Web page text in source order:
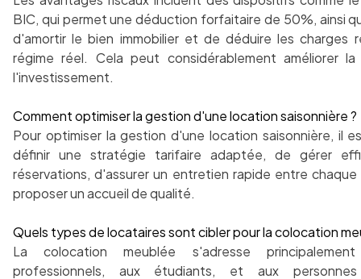
BIC, qui permet une déduction forfaitaire de 50%, ainsi
d'amortir le bien immobilier et de déduire les charges
régime réel. Cela peut considérablement améliorer
l'investissement.
Comment optimiser la gestion d'une location saisonnière ?
Pour optimiser la gestion d'une location saisonnière, il
définir une stratégie tarifaire adaptée, de gérer
réservations, d'assurer un entretien rapide entre
proposer un accueil de qualité.
Quels types de locataires sont cibler pour la colocation
La colocation meublée s'adresse
professionnels, aux étudiants, et aux